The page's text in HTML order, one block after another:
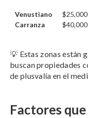
Venustiano
Carranza
$40,000
💡 Estas zonas están
buscan propiedades
de plusvalía en el
Factores